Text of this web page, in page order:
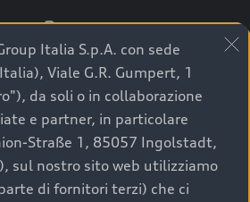
3
dal Customer Care
dal Concessionario
per finalizzare la tua richiesta.
Italia S.p.A. con sede
Viale G.R. Gumpert, 1
da soli o in collaborazione
e partner, in particolare
Straße 1, 85057 Ingolstadt,
sul nostro sito web utilizziamo
di fornitori terzi) che ci